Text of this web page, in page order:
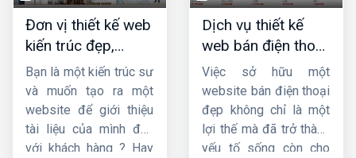
chúng tôi đảm bảo
mang sự hài lòng cho
quý khách về chất
lượng dịch vụ.
website theo phong
thủy.
Đơn vị thiết kế web
kiến trúc đẹp,
chuyên nghiệp,
chuẩn SEO
Bạn là một kiến trúc sư
và muốn tạo ra một
website để giới thiệu
tài liệu của mình đến
với khách hàng ? Hay
Dịch vụ thiết kế
web bán điện thoại
chuyên nghiệp giúp
tăng doanh số
Việc sở hữu một
website bán điện thoại
đẹp không chỉ là một
lợi thế mà đã trở thành
yếu tố sống còn cho